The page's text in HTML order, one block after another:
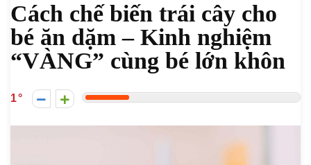
Cách chế biến trái cây cho
bé ăn dặm – Kinh nghiệm
“VÀNG” cùng bé lớn khôn
1